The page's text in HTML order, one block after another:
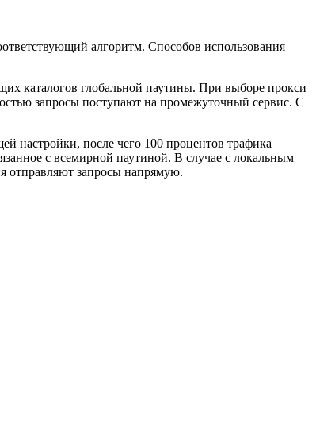
алгоритм. Способов использования
каталогов глобальной паутины. При выборе прокси
запросы поступают на промежуточный сервис. С
настройки, после чего 100 процентов трафика
с всемирной паутиной. В случае с локальным
отправляют запросы напрямую.